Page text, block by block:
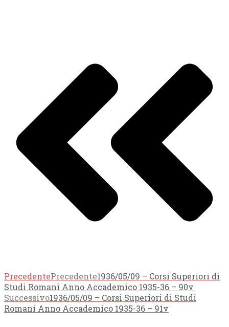
PrecedentePrecedente1936/05/09 – Corsi Superiori di
Studi Romani Anno Accademico 1935-36 – 90v
Successivo1936/05/09 – Corsi Superiori di Studi
Romani Anno Accademico 1935-36 – 91v